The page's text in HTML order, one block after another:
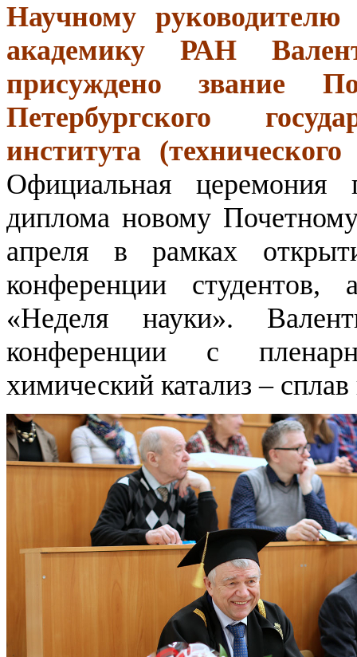
Научному
академику РАН
присуждено звание
Петербургского
института
Официальная церемония
диплома новому
апреля в рамках
конференции
«Неделя науки».
конференции с
химический катализ –